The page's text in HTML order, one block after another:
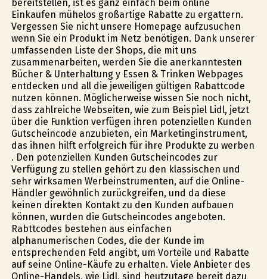
bereitstellen, ist es ganz einfach beim online
Einkaufen mühelos großartige Rabatte zu ergattern.
Vergessen Sie nicht unsere Homepage aufzusuchen
wenn Sie ein Produkt im Netz benötigen. Dank unserer
umfassenden Liste der Shops, die mit uns
zusammenarbeiten, werden Sie die anerkanntesten
Bücher & Unterhaltung y Essen & Trinken Webpages
entdecken und all die jeweiligen gültigen Rabattcode
nutzen können. Möglicherweise wissen Sie noch nicht,
dass zahlreiche Webseiten, wie zum Beispiel Lidl, jetzt
über die Funktion verfügen ihren potenziellen Kunden
Gutscheincode anzubieten, ein Marketinginstrument,
das ihnen hilft erfolgreich für ihre Produkte zu werben
. Den potenziellen Kunden Gutscheincodes zur
Verfügung zu stellen gehört zu den klassischen und
sehr wirksamen Werbeinstrumenten, auf die Online-
Händler gewöhnlich zurückgreifen, und da diese
keinen direkten Kontakt zu den Kunden aufbauen
können, wurden die Gutscheincodes angeboten.
Rabttcodes bestehen aus einfachen
alphanumerischen Codes, die der Kunde im
entsprechenden Feld angibt, um Vorteile und Rabatte
auf seine Online-Käufe zu erhalten. Viele Anbieter des
Online-Handels, wie Lidl, sind heutzutage bereit dazu